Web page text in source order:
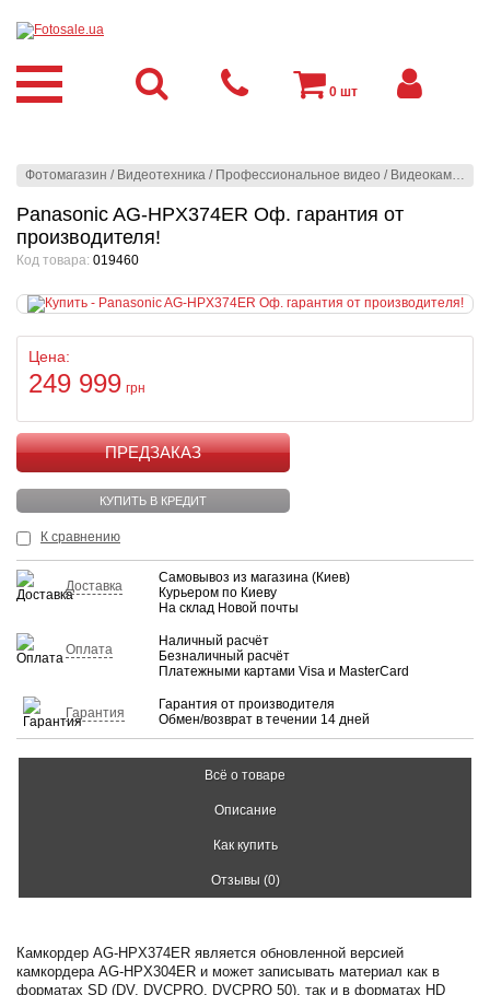
Фотомагазин / Видеотехника / Профессиональное видео / Видеокамеры
Panasonic AG-HPX374ER Оф. гарантия от
производителя!
Код товара: 019460
Цена:
249 999 грн
КУПИТЬ
КУПИТЬ В КРЕДИТ
К сравнению
Доставка
Самовывоз из магазина (Киев)
Курьером по Киеву
На склад Новой почты
Оплата
Наличный расчёт
Безналичный расчёт
Платежными картами Visa и MasterCard
Гарантия
Гарантия от производителя
Обмен/возврат в течении 14 дней
Всё о товаре
Описание
Как купить
Отзывы (0)
Камкордер AG-HPX374ER является обновленной версией
камкордера AG-HPX304ER и может записывать материал как в
форматах SD (DV, DVCPRO, DVCPRO 50), так и в форматах HD
0 шт